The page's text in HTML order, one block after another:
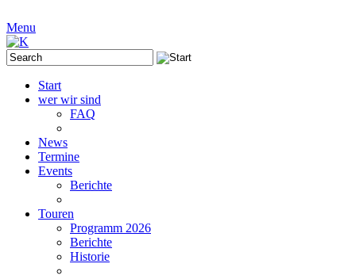
Menu
Start
wer wir sind
FAQ
News
Termine
Events
Berichte
Touren
Programm 2026
Berichte
Historie